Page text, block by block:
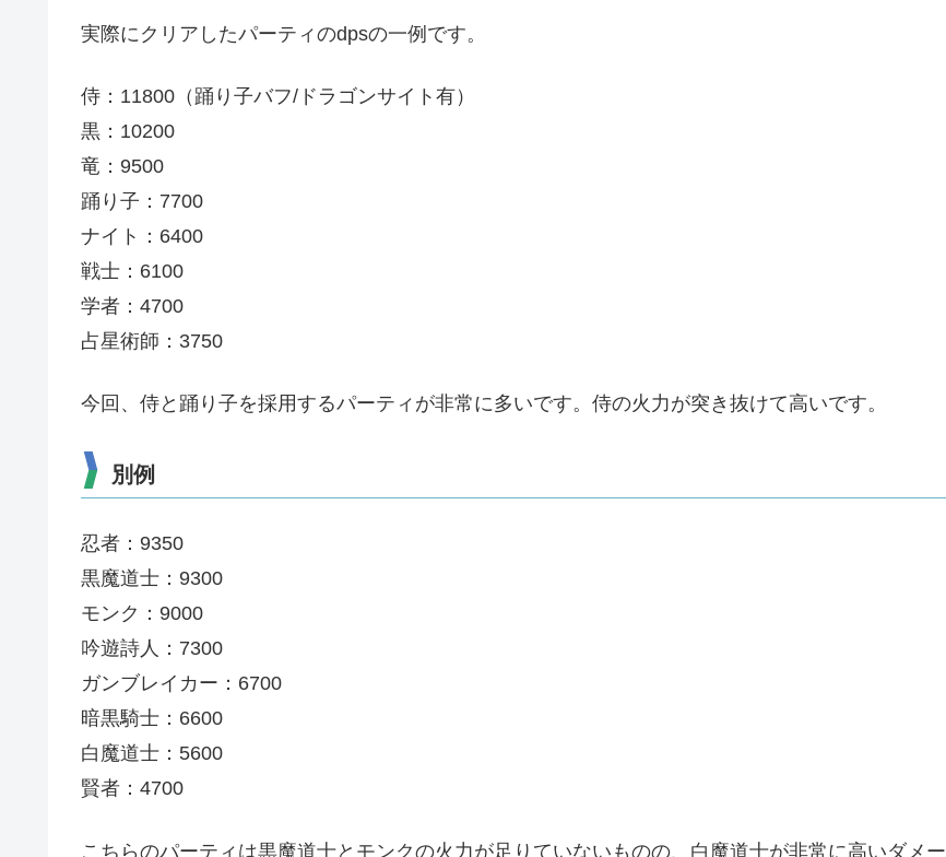
実際にクリアしたパーティのdpsの一例です。
侍：11800（踊り子バフ/ドラゴンサイト有）
黒：10200
竜：9500
踊り子：7700
ナイト：6400
戦士：6100
学者：4700
占星術師：3750
今回、侍と踊り子を採用するパーティが非常に多いです。侍の火力が突き抜けて高いです。
別例
忍者：9350
黒魔道士：9300
モンク：9000
吟遊詩人：7300
ガンブレイカー：6700
暗黒騎士：6600
白魔道士：5600
賢者：4700
こちらのパーティは黒魔道士とモンクの火力が足りていないものの、白魔道士が非常に高いダメー